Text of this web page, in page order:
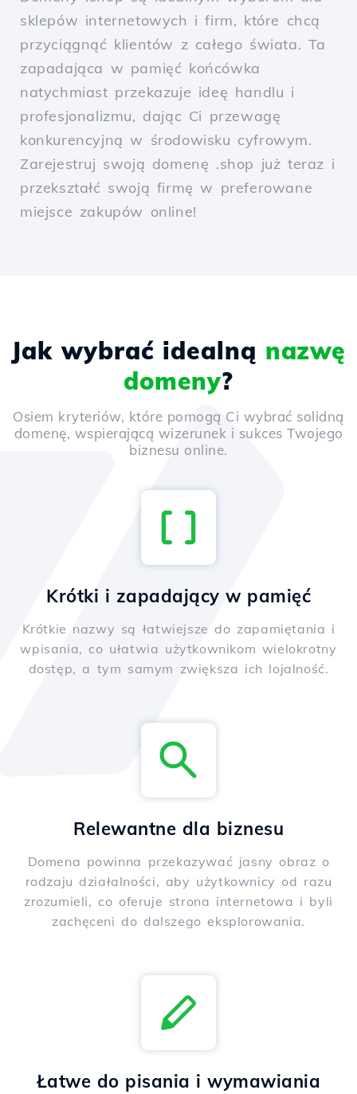
sklepów internetowych i firm, które chcą
przyciągnąć klientów z całego świata. Ta
zapadająca w pamięć końcówka
natychmiast przekazuje ideę handlu i
profesjonalizmu, dając Ci przewagę
konkurencyjną w środowisku cyfrowym.
Zarejestruj swoją domenę .shop już teraz i
przekształć swoją firmę w preferowane
miejsce zakupów online!
Jak wybrać idealną nazwę
domeny?
Osiem kryteriów, które pomogą Ci wybrać solidną
domenę, wspierającą wizerunek i sukces Twojego
biznesu online.
Krótki i zapadający w pamięć
Krótkie nazwy są łatwiejsze do zapamiętania i
wpisania, co ułatwia użytkownikom wielokrotny
dostęp, a tym samym zwiększa ich lojalność.
Relewantne dla biznesu
Domena powinna przekazywać jasny obraz o
rodzaju działalności, aby użytkownicy od razu
zrozumieli, co oferuje strona internetowa i byli
zachęceni do dalszego eksplorowania.
Łatwe do pisania i wymawiania